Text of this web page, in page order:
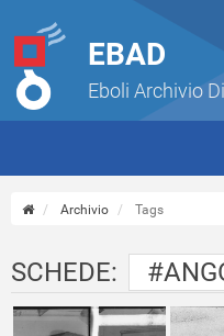
EBAD
Eboli Archivio
Archivio Tags
SCHEDE: